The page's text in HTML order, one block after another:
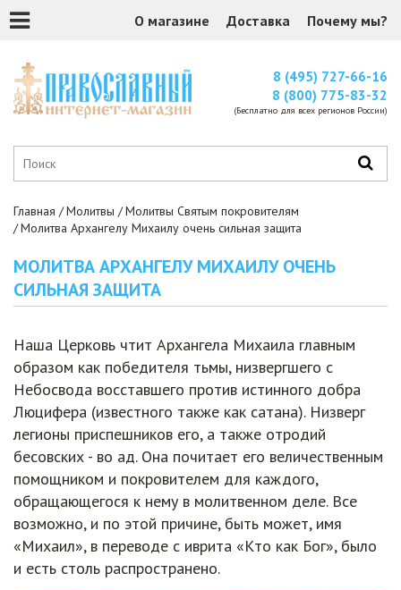
О магазине Доставка Почему мы?
8 (495) 727-66-16
8 (800) 775-83-32
(Бесплатно для всех регионов России)
Главная Молитвы
Молитвы Святым покровителям
Молитва Архангелу Михаилу очень сильная защита
МОЛИТВА АРХАНГЕЛУ МИХАИЛУ ОЧЕНЬ
СИЛЬНАЯ ЗАЩИТА
Наша Церковь чтит Архангела Михаила главным
образом как победителя тьмы, низвергшего с
Небосвода восставшего против истинного добра
Люцифера (известного также как сатана). Низверг
легионы приспешников его, а также отродий
бесовских - во ад. Она почитает его величественным
помощником и покровителем для каждого,
обращающегося к нему в молитвенном деле. Все
возможно, и по этой причине, быть может, имя
«Михаил», в переводе с иврита «Кто как Бог», было
и есть столь распространено.